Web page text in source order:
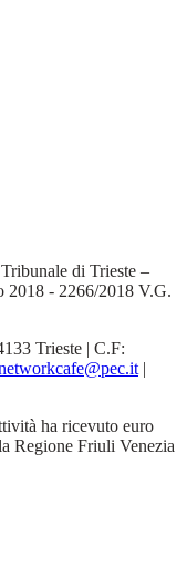
di Trieste –
2018 - 2266/2018 V.G.
Trieste | C.F:
|
ha ricevuto euro
Regione Friuli Venezia